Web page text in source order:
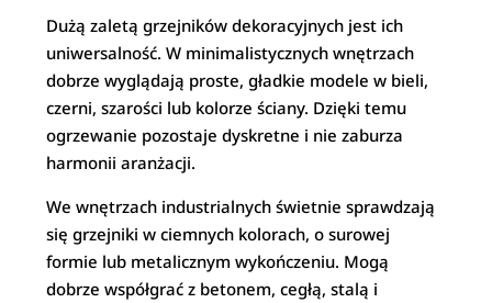
Dużą zaletą grzejników dekoracyjnych jest ich
uniwersalność. W minimalistycznych wnętrzach
dobrze wyglądają proste, gładkie modele w bieli,
czerni, szarości lub kolorze ściany. Dzięki temu
ogrzewanie pozostaje dyskretne i nie zaburza
harmonii aranżacji.
We wnętrzach industrialnych świetnie sprawdzają
się grzejniki w ciemnych kolorach, o surowej
formie lub metalicznym wykończeniu. Mogą
dobrze współgrać z betonem, cegłą, stalą i